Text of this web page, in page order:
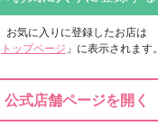
お気に入りに登録したお店は
トップページ 」に表示されます。
公式店舗ページを開く